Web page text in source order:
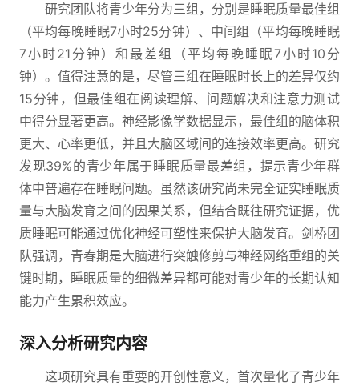
研究团队将青少年分为三组，分别是睡眠质量最佳组
（平均每晚睡眠7小时25分钟）、中间组（平均每晚睡眠
7小时21分钟）和最差组（平均每晚睡眠7小时10分
钟）。值得注意的是，尽管三组在睡眠时长上的差异仅约
15分钟，但最佳组在阅读理解、问题解决和注意力测试
中得分显著更高。神经影像学数据显示，最佳组的脑体积
更大、心率更低，并且大脑区域间的连接效率更高。研究
发现39%的青少年属于睡眠质量最差组，提示青少年群
体中普遍存在睡眠问题。虽然该研究尚未完全证实睡眠质
量与大脑发育之间的因果关系，但结合既往研究证据，优
质睡眠可能通过优化神经可塑性来保护大脑发育。剑桥团
队强调，青春期是大脑进行突触修剪与神经网络重组的关
键时期，睡眠质量的细微差异都可能对青少年的长期认知
能力产生累积效应。
深入分析研究内容
这项研究具有重要的开创性意义，首次量化了青少年